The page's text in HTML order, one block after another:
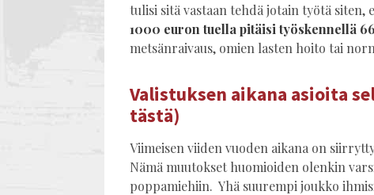
tulisi sitä vastaan tehdä jotain työtä
1000 euron tuella pitäisi työskennellä
metsänraivaus, omien lasten hoito tai
Valistuksen aikana asioita
tästä)
Viimeisen viiden vuoden aikana on
Nämä muutokset huomioiden olenkin
poppamiehiin. Yhä suurempi joukko